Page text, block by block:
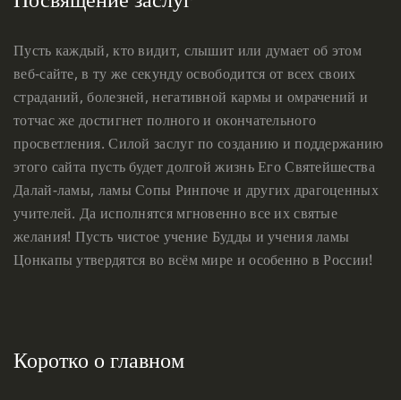
Пусть каждый, кто видит, слышит или думает об этом
веб-сайте, в ту же секунду освободится от всех своих
страданий, болезней, негативной кармы и омрачений и
тотчас же достигнет полного и окончательного
просветления. Силой заслуг по созданию и поддержанию
этого сайта пусть будет долгой жизнь Его Святейшества
Далай-ламы, ламы Сопы Ринпоче и других драгоценных
учителей. Да исполнятся мгновенно все их святые
желания! Пусть чистое учение Будды и учения ламы
Цонкапы утвердятся во всём мире и особенно в России!
Коротко о главном